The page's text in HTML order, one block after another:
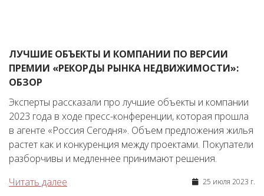
ЛУЧШИЕ ОБЪЕКТЫ И КОМПАНИИ ПО ВЕРСИИ
ПРЕМИИ «РЕКОРДЫ РЫНКА НЕДВИЖИМОСТИ»:
ОБЗОР
Эксперты рассказали про лучшие объекты и компании
2023 года в ходе пресс-конференции, которая прошла
в агенте «Россия Сегодня». Объем предложения жилья
растет как и конкуренция между проектами. Покупатели
разборчивы и медленнее принимают решения.
Читать далее
25 июля 2023 г.